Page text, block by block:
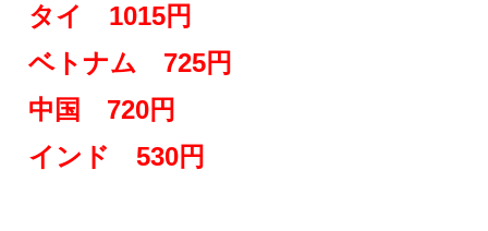
タイ 1015円
ベトナム 725円
中国 720円
インド 530円